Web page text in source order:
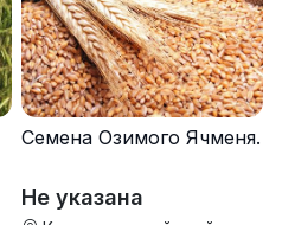
Семена Озимого Ячменя.
Не указана